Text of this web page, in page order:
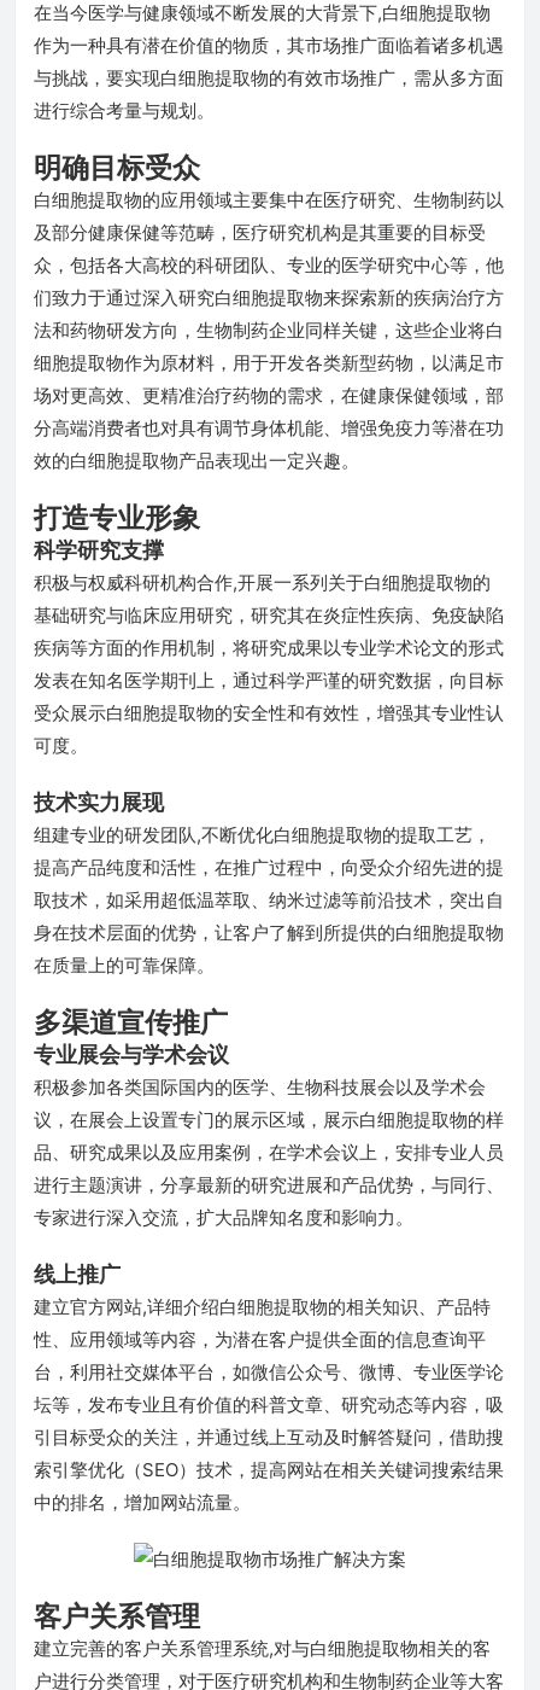
在当今医学与健康领域不断发展的大背景下,白细胞提取物
作为一种具有潜在价值的物质，其市场推广面临着诸多机遇
与挑战，要实现白细胞提取物的有效市场推广，需从多方面
进行综合考量与规划。
明确目标受众
白细胞提取物的应用领域主要集中在医疗研究、生物制药以
及部分健康保健等范畴，医疗研究机构是其重要的目标受
众，包括各大高校的科研团队、专业的医学研究中心等，他
们致力于通过深入研究白细胞提取物来探索新的疾病治疗方
法和药物研发方向，生物制药企业同样关键，这些企业将白
细胞提取物作为原材料，用于开发各类新型药物，以满足市
场对更高效、更精准治疗药物的需求，在健康保健领域，部
分高端消费者也对具有调节身体机能、增强免疫力等潜在功
效的白细胞提取物产品表现出一定兴趣。
打造专业形象
科学研究支撑
积极与权威科研机构合作,开展一系列关于白细胞提取物的
基础研究与临床应用研究，研究其在炎症性疾病、免疫缺陷
疾病等方面的作用机制，将研究成果以专业学术论文的形式
发表在知名医学期刊上，通过科学严谨的研究数据，向目标
受众展示白细胞提取物的安全性和有效性，增强其专业性认
可度。
技术实力展现
组建专业的研发团队,不断优化白细胞提取物的提取工艺，
提高产品纯度和活性，在推广过程中，向受众介绍先进的提
取技术，如采用超低温萃取、纳米过滤等前沿技术，突出自
身在技术层面的优势，让客户了解到所提供的白细胞提取物
在质量上的可靠保障。
多渠道宣传推广
专业展会与学术会议
积极参加各类国际国内的医学、生物科技展会以及学术会
议，在展会上设置专门的展示区域，展示白细胞提取物的样
品、研究成果以及应用案例，在学术会议上，安排专业人员
进行主题演讲，分享最新的研究进展和产品优势，与同行、
专家进行深入交流，扩大品牌知名度和影响力。
线上推广
建立官方网站,详细介绍白细胞提取物的相关知识、产品特
性、应用领域等内容，为潜在客户提供全面的信息查询平
台，利用社交媒体平台，如微信公众号、微博、专业医学论
坛等，发布专业且有价值的科普文章、研究动态等内容，吸
引目标受众的关注，并通过线上互动及时解答疑问，借助搜
索引擎优化（SEO）技术，提高网站在相关关键词搜索结果
中的排名，增加网站流量。
客户关系管理
建立完善的客户关系管理系统,对与白细胞提取物相关的客
户进行分类管理，对于医疗研究机构和生物制药企业等大客